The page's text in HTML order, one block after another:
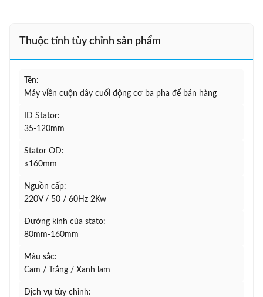
Thuộc tính tùy chỉnh sản phẩm
Tên:
Máy viền cuộn dây cuối động cơ ba pha để bán hàng
ID Stator:
35-120mm
Stator OD:
≤160mm
Nguồn cấp:
220V / 50 / 60Hz 2Kw
Đường kính của stato:
80mm-160mm
Màu sắc:
Cam / Trắng / Xanh lam
Dịch vụ tùy chỉnh: